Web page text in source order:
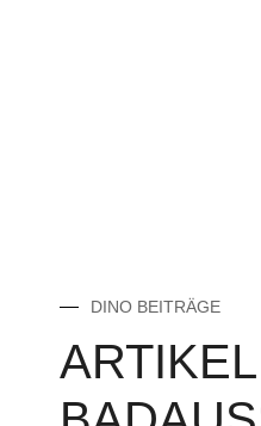
DINO BEITRÄGE